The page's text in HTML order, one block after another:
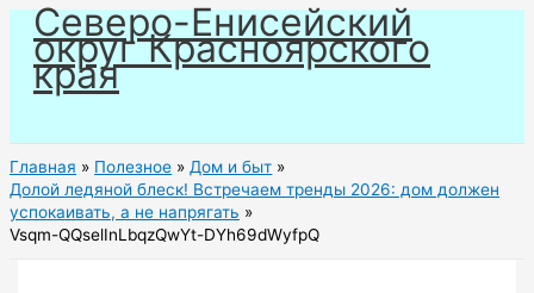
Перейти
содержимому
Северо-Енисейский
округ Красноярского
края
Главная Полезное
Дом и быт
Долой ледяной блеск! Встречаем тренды 2026: дом должен
успокаивать, а не напрягать
Vsqm-QQselInLbqzQwYt-DYh69dWyfpQ